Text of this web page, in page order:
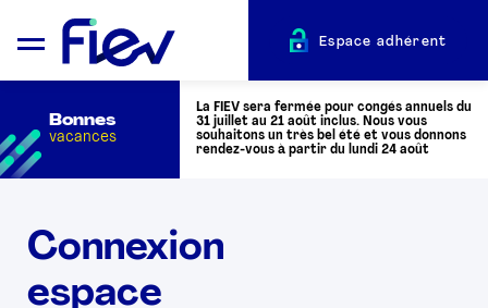
QUI SOMMES-NOUS ?
L’AUTOMOTIVE
Espace adhérent
Bonnes
vacances
La FIEV sera fermée pour congés annuels du
31 juillet au 21 août inclus. Nous vous
souhaitons un très bel été et vous donnons
rendez-vous à partir du lundi 24 août
Connexion
espace